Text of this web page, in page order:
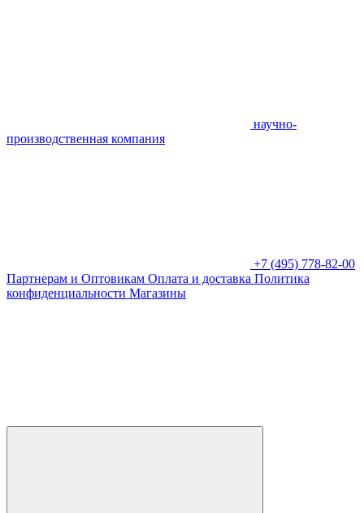
научно-
производственная компания
+7 (495) 778-82-00
Партнерам и Оптовикам Оплата и доставка Политика
конфиденциальности Магазины